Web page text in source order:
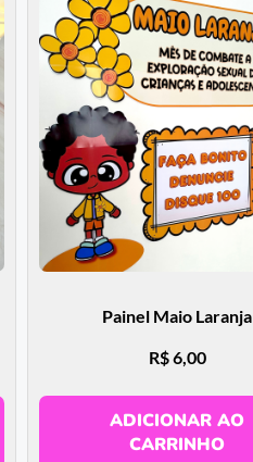
Painel Maio Laranja
R$6,00
ADICIONAR AO
CARRINHO